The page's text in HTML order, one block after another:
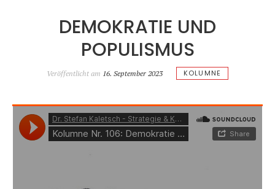
DEMOKRATIE UND
POPULISMUS
Veröffentlicht am 16. September 2023 KOLUMNE